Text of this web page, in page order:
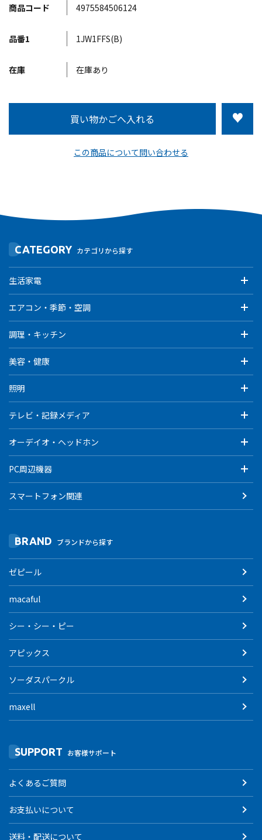
商品コード 4975584506124
品番1 1JW1FFS(B)
在庫 在庫あり
この商品について問い合わせる
CATEGORY カテゴリから探す
生活家電
エアコン・季節・空調
調理・キッチン
美容・健康
照明
テレビ・記録メディア
オーデイオ・ヘッドホン
PC周辺機器
スマートフォン関連
BRAND ブランドから探す
ゼピール
macaful
シー・シー・ピー
アピックス
ソーダスパークル
maxell
SUPPORT お客様サポート
よくあるご質問
お支払いについて
送料・配送について